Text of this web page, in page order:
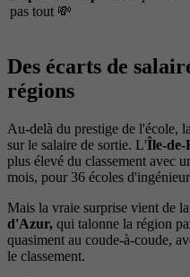
pas tout 💸
Des écarts de
régions
Au-delà du prestige de l'école,
sur le salaire de sortie. L'Île-de-
plus élevé du classement avec
mois, pour 36 écoles
Mais la vraie surprise vient de
d'Azur, qui talonne la région
quasiment au coude-à-coude,
le classement.